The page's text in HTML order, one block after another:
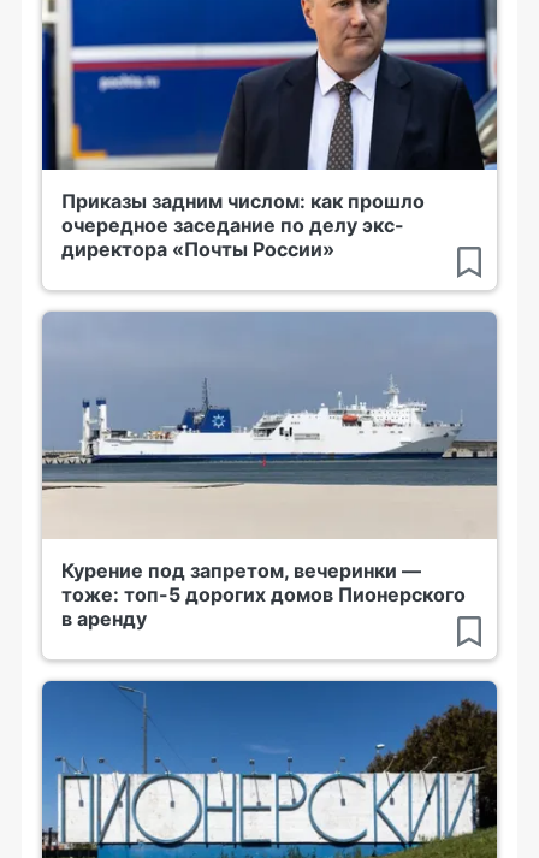
Приказы задним числом: как прошло
очередное заседание по делу экс-
директора «Почты России»
Курение под запретом, вечеринки —
тоже: топ-5 дорогих домов Пионерского
в аренду